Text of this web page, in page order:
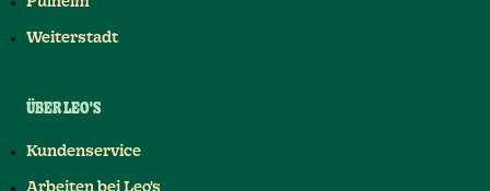
Weiterstadt
ÜBER LEO'S
Kundenservice
Arbeiten bei Leo's